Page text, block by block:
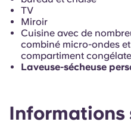
Informations
TV
Miroir
Cuisine avec de
combiné micro-ondes
compartiment
Laveuse-sécheuse